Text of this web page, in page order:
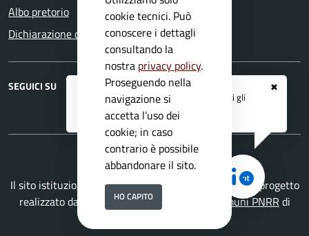
✖
Registrati ai serviziAPP IO
e ricevi tutti gli
aggiornamenti dall'Ente
Albo pretorio
Dichiarazione di accessibilità
SEGUICI SU
Il sito istituzionale del Comune di Sabbio Chiese è un progetto
realizzato da
Secoval srlcon la Soluzione Comuni PNRR di
cookie tecnici. Può
conoscere i dettagli
consultando la
nostra privacy policy.
Proseguendo nella
navigazione si
accetta l’uso dei
cookie; in caso
contrario è possibile
abbandonare il sito.
HO CAPITO